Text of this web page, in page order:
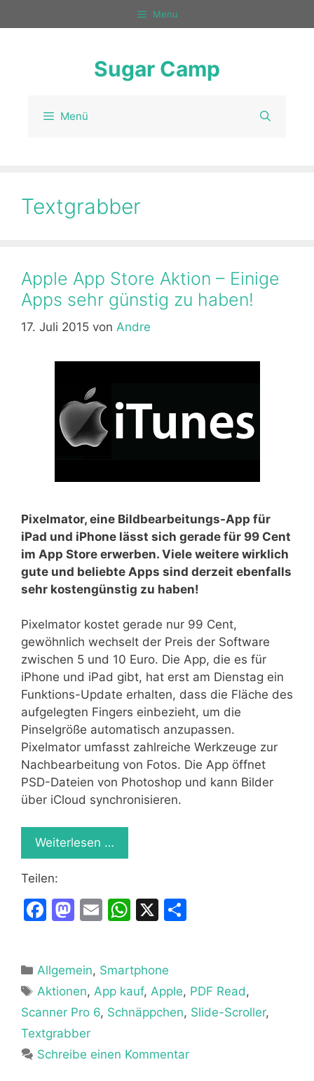
Inhalt
Menu
Sugar Camp
Menü
Textgrabber
Apple App Store Aktion – Einige
Apps sehr günstig zu haben!
17. Juli 2015 von Andre
Pixelmator, eine Bildbearbeitungs-App für
iPad und iPhone lässt sich gerade für 99 Cent
im App Store erwerben. Viele weitere wirklich
gute und beliebte Apps sind derzeit ebenfalls
sehr kostengünstig zu haben!
Pixelmator kostet gerade nur 99 Cent,
gewöhnlich wechselt der Preis der Software
zwischen 5 und 10 Euro. Die App, die es für
iPhone und iPad gibt, hat erst am Dienstag ein
Funktions-Update erhalten, dass die Fläche des
aufgelegten Fingers einbezieht, um die
Pinselgröße automatisch anzupassen.
Pixelmator umfasst zahlreiche Werkzeuge zur
Nachbearbeitung von Fotos. Die App öffnet
PSD-Dateien von Photoshop und kann Bilder
über iCloud synchronisieren.
Weiterlesen …
Teilen:
F
e
b
o
o
k
M
o
d
o
n
E
l
W
s
A
p
p
X
Kategorien
Allgemein, Smartphone
Schlagwörter
Aktionen, App kauf, Apple, PDF Read ,
Scanner Pro 6, Schnäppchen, Slide-Scroller,
Textgrabber
Schreibe einen Kommentar